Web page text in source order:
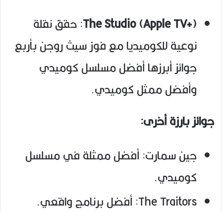
The Studio (Apple TV+): حقق نقلة
نوعية للكوميديا مع فوز سيث روجن بأربع
جوائز أبرزها أفضل مسلسل كوميدي
وأفضل ممثل كوميدي.
جوائز بارزة أخرى:
جين سمارت: أفضل ممثلة في مسلسل
كوميدي.
The Traitors: أفضل برنامج واقعي.